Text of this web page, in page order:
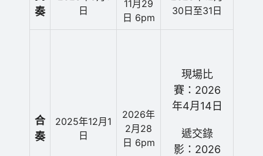
奏
日
11月29
日 6pm
30日至31日
合
奏
2025年12月1
日
2026年
2月28
日 6pm
現場比
賽：2026
年4月14日
遞交錄
影：2026